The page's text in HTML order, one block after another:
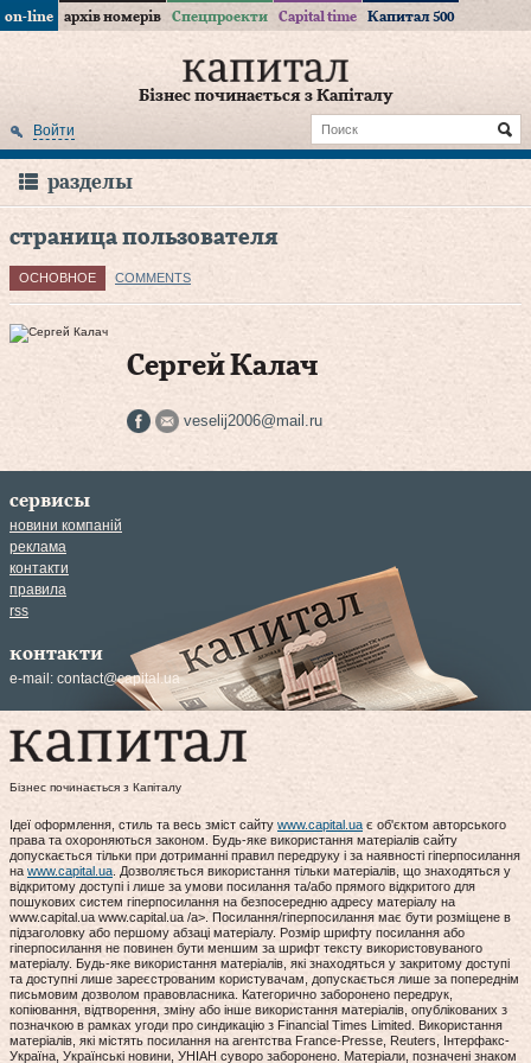
on-line архів номерів Спецпроекти Capital time Капитал 500
Бізнес починається з Капіталу
Войти
разделы
страница пользователя
ОСНОВНОЕ COMMENTS
Сергей Калач
veselij2006@mail.ru
сервисы
новини компаній
реклама
контакти
правила
rss
контакти
e-mail: contact@capital.ua
Бізнес починається з Капіталу
Ідеї оформлення, стиль та весь зміст сайту www.capital.ua є об'єктом авторського
права та охороняються законом. Будь-яке використання матеріалів сайту
допускається тільки при дотриманні правил передруку і за наявності гіперпосилання
на www.capital.ua . Дозволяється використання тільки матеріалів, що знаходяться у
відкритому доступі і лише за умови посилання та/або прямого відкритого для
пошукових систем гіперпосилання на безпосередню адресу матеріалу на
www.capital.ua www.capital.ua /a>. Посилання/гіперпосилання має бути розміщене в
підзаголовку або першому абзаці матеріалу. Розмір шрифту посилання або
гіперпосилання не повинен бути меншим за шрифт тексту використовуваного
матеріалу. Будь-яке використання матеріалів, які знаходяться у закритому доступі
та доступні лише зареєстрованим користувачам, допускається лише за попереднім
письмовим дозволом правовласника. Категорично заборонено передрук,
копіювання, відтворення, зміну або інше використання матеріалів, опублікованих з
позначкою в рамках угоди про синдикацію з Financial Times Limited. Використання
матеріалів, які містять посилання на агентства France-Presse, Reuters, Інтерфакс-
Україна, Українські новини, УНІАН суворо заборонено. Матеріали, позначені знаком